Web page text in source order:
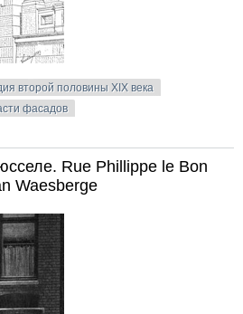
второй половины XIX века
фасадов
Rue Phillippe le Bon
Waesberge